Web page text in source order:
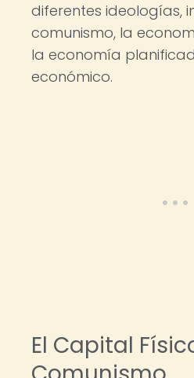
diferentes ideologías,
comunismo, la
la economía
económico.
El Capital